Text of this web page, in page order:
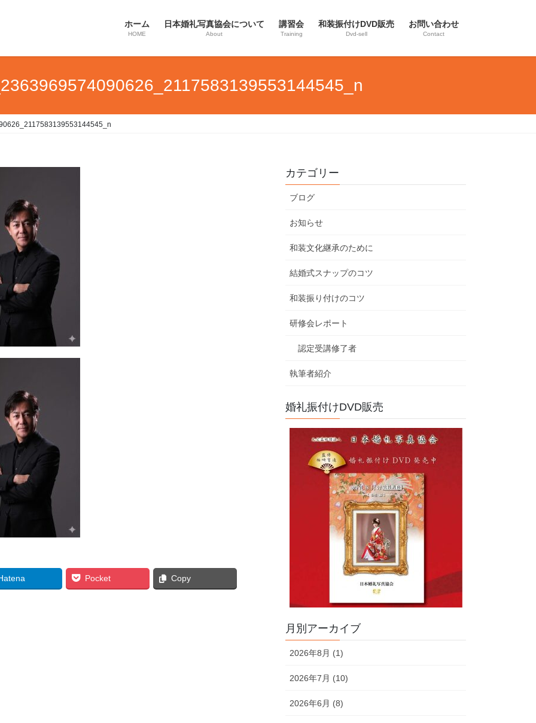
ホーム
HOME
日本婚礼写真協会について
About
講習会
Training
和装振付けDVD販売
Dvd-sell
お問い合わせ
Contact
Pocket Copy
カテゴリー
ブログ
お知らせ
和装文化継承のために
結婚式スナップのコツ
和装振り付けのコツ
研修会レポート
認定受講修了者
執筆者紹介
婚礼振付けDVD販売
月別アーカイブ
2026年8月 (1)
2026年7月 (10)
2026年6月 (8)